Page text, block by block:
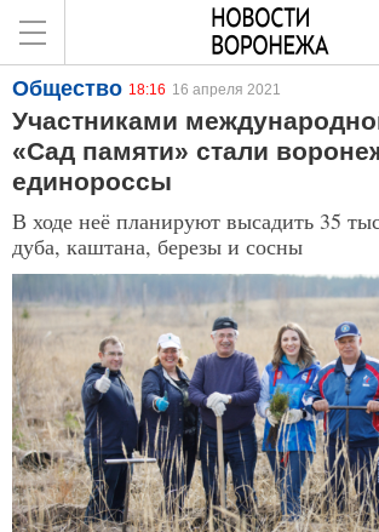
Общество 18:16 16 апреля 2021
Участниками
«Сад памяти» стали
единороссы
В ходе неё планируют высадить 35
дуба, каштана, березы и сосны